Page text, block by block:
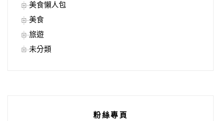
美食懶人包
美食
旅遊
未分類
粉絲專頁